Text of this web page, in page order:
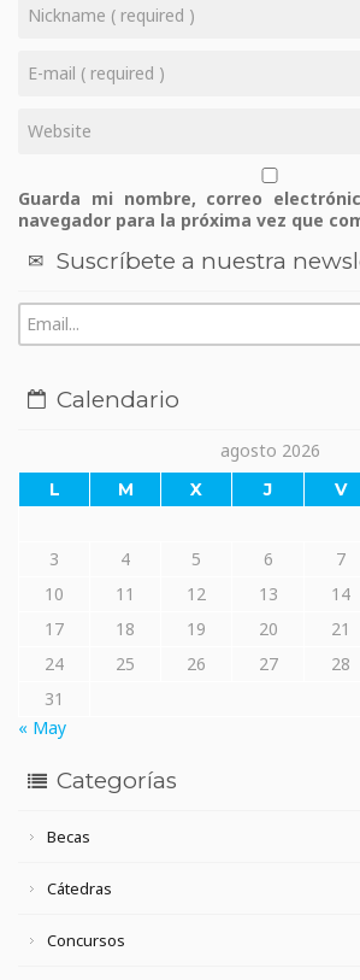
Guarda mi nombre, correo
navegador para la próxima vez que
Suscríbete a nuestra
Calendario
agosto 2026
L M X J V
3
4 5 6 7
10
11 12 13 14
17
18 19 20 21
24
25 26 27 28
31
« May
Categorías
Becas
Cátedras
Concursos